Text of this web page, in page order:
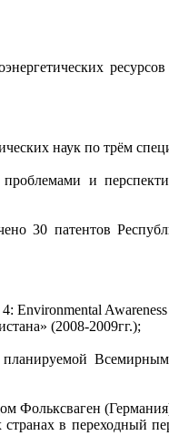
наук по трём
и
30 патентов
Environmental
(2008-2009гг.);
Фольксваген
в переходный